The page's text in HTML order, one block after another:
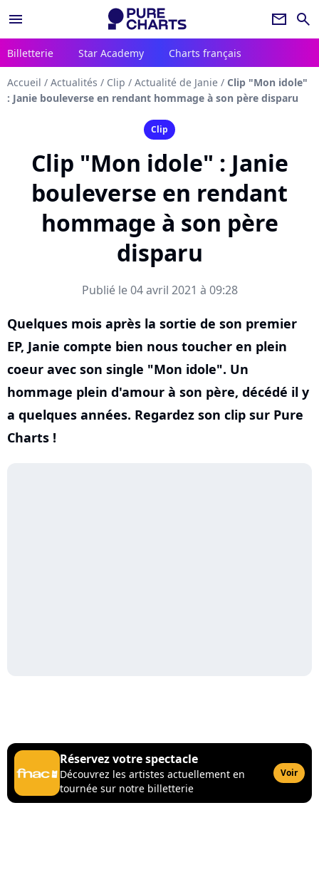
menu newsletter search
Billetterie Star Academy Charts français
Accueil / Actualités / Clip / Actualité de Janie / Clip "Mon idole"
: Janie bouleverse en rendant hommage à son père disparu
Clip
Clip "Mon idole" : Janie
bouleverse en rendant
hommage à son père
disparu
Publié le 04 avril 2021 à 09:28
Quelques mois après la sortie de son premier
EP, Janie compte bien nous toucher en plein
coeur avec son single "Mon idole". Un
hommage plein d'amour à son père, décédé il y
a quelques années. Regardez son clip sur Pure
Charts !
Réservez votre spectacle
Découvrez les artistes actuellement en
tournée sur notre billetterie
Voir